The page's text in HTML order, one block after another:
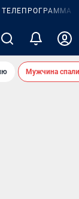
ТЕЛЕПРОГРАММА
Мужчина